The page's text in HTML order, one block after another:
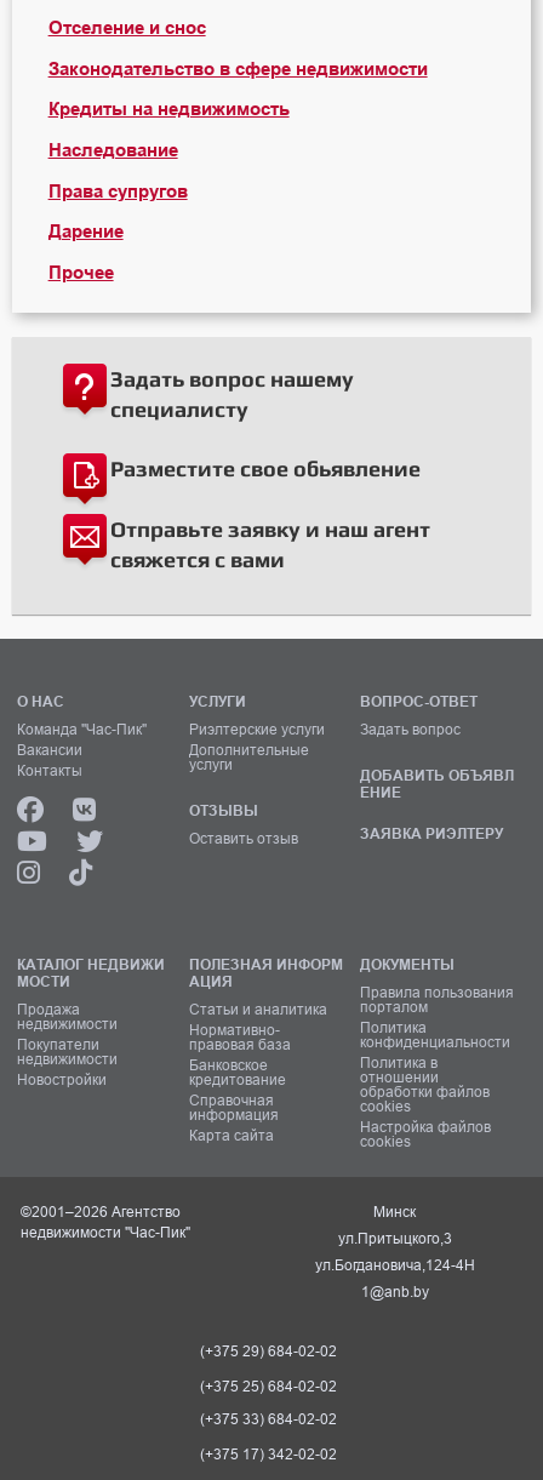
Отселение и снос
Законодательство в сфере недвижимости
Кредиты на недвижимость
Наследование
Права супругов
Дарение
Прочее
Задать вопрос нашему
специалисту
Разместите свое обьявление
Отправьте заявку и наш агент
свяжется с вами
О НАС
Команда "Час-Пик"
Вакансии
Контакты
УСЛУГИ
Риэлтерские услуги
Дополнительные
услуги
ОТЗЫВЫ
Оставить отзыв
ВОПРОС-ОТВЕТ
Задать вопрос
ДОБАВИТЬ ОБЪЯВЛ
ЕНИЕ
ЗАЯВКА РИЭЛТЕРУ
КАТАЛОГ НЕДВИЖИ
МОСТИ
Продажа
недвижимости
Покупатели
недвижимости
Новостройки
ПОЛЕЗНАЯ ИНФОРМ
АЦИЯ
Статьи и аналитика
Нормативно-
правовая база
Банковское
кредитование
Справочная
информация
Карта сайта
ДОКУМЕНТЫ
Правила пользования
порталом
Политика
конфиденциальности
Политика в
отношении
обработки файлов
cookies
Настройка файлов
cookies
©2001–2026 Агентство
недвижимости "Час-Пик"
Минск
ул.Притыцкого,3
ул.Богдановича,124-4Н
1@anb.by
(+375 29) 684-02-02
(+375 25) 684-02-02
(+375 33) 684-02-02
(+375 17) 342-02-02